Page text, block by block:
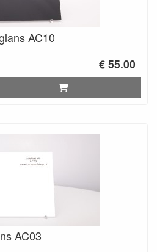
AC10
€ 55.00
AC03